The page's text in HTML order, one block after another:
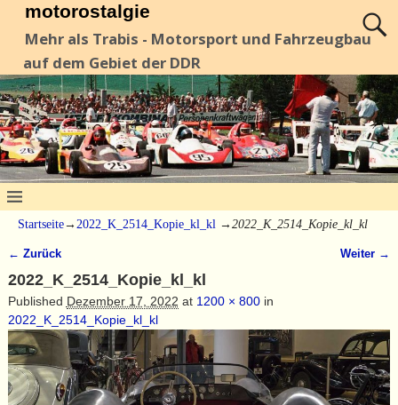
motorostalgie
Mehr als Trabis - Motorsport und Fahrzeugbau
auf dem Gebiet der DDR
Startseite→ 2022_K_2514_Kopie_kl_kl → 2022_K_2514_Kopie_kl_kl
← Zurück Weiter →
2022_K_2514_Kopie_kl_kl
Published Dezember 17, 2022 at 1200 × 800in
2022_K_2514_Kopie_kl_kl